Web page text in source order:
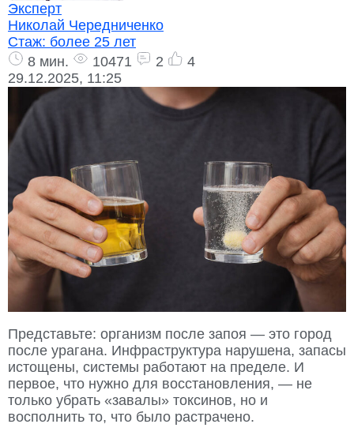
Эксперт
Николай Чередниченко
Стаж: более 25 лет
8 мин.
10471 2
4
29.12.2025, 11:25
Представьте: организм после запоя — это город
после урагана. Инфраструктура нарушена, запасы
истощены, системы работают на пределе. И
первое, что нужно для восстановления, — не
только убрать «завалы» токсинов, но и
восполнить то, что было растрачено.